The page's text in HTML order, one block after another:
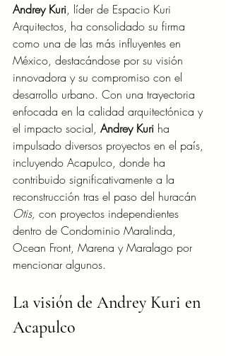
Andrey Kuri, líder de Espacio Kuri
Arquitectos, ha consolidado su firma
como una de las más influyentes en
México, destacándose por su visión
innovadora y su compromiso con el
desarrollo urbano. Con una trayectoria
enfocada en la calidad arquitectónica y
el impacto social, Andrey Kuri ha
impulsado diversos proyectos en el país,
incluyendo Acapulco, donde ha
contribuido significativamente a la
reconstrucción tras el paso del huracán
Otis, con proyectos independientes
dentro de Condominio Maralinda,
Ocean Front, Marena y Maralago por
mencionar algunos.
La visión de Andrey Kuri en
Acapulco